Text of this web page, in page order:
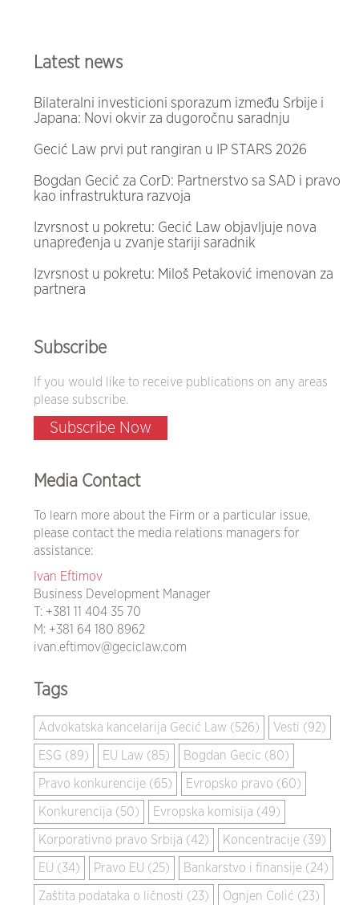
Latest news
Bilateralni investicioni sporazum između Srbije i
Japana: Novi okvir za dugoročnu saradnju
Gecić Law prvi put rangiran u IP STARS 2026
Bogdan Gecić za CorD: Partnerstvo sa SAD i pravo
kao infrastruktura razvoja
Izvrsnost u pokretu: Gecić Law objavljuje nova
unapređenja u zvanje stariji saradnik
Izvrsnost u pokretu: Miloš Petaković imenovan za
partnera
Subscribe
If you would like to receive publications on any areas
please subscribe.
Subscribe Now
Media Contact
To learn more about the Firm or a particular issue,
please contact the media relations managers for
assistance:
Ivan Eftimov
Business Development Manager
T: +381 11 404 35 70
M: +381 64 180 8962
ivan.eftimov@geciclaw.com
Tags
Advokatska kancelarija Gecić Law (526) Vesti (92)
ESG (89) EU Law (85) Bogdan Gecic (80)
Pravo konkurencije (65) Evropsko pravo (60)
Konkurencija (50) Evropska komisija (49)
Korporativno pravo Srbija (42) Koncentracije (39)
EU (34) Pravo EU (25) Bankarstvo i finansije (24)
Zaštita podataka o ličnosti (23) Ognjen Colić (23)